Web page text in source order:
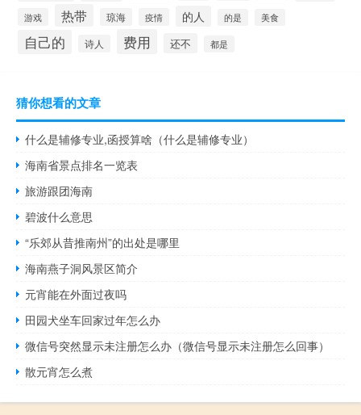
游戏 热带 琼海 疫情 的人 的是 美食
自己的 诗人 费用 还不 都是
猜你想看的文章
什么是辅修专业,函授算啥（什么是辅修专业）
海南省景点排名一览表
旅游跟团海南
碧波什么意思
“乐郊从昔推南州”的出处是哪里
海南燕子洞风景区简介
元宵能在外面过夜吗
田园犬坐车回家过年怎么办
微信号突然显示未注册怎么办（微信号显示未注册怎么回事）
散元宵怎么煮